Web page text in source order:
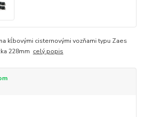
kĺbovými cisternovými vozňami typu Zaes
228mm celý popis